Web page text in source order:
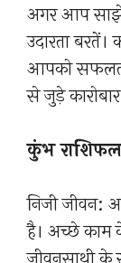
अगर आप
उदारता
आपको सफलता
से जुड़े
कुंभ राशिफल
निजी जीवन:
है। अच्छे काम